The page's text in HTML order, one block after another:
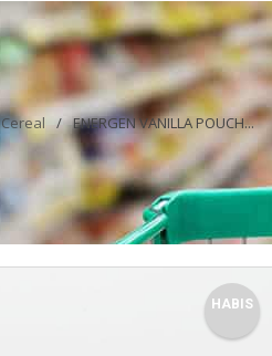
Cereal / ENERGEN VANILLA POUCH...
HABIS